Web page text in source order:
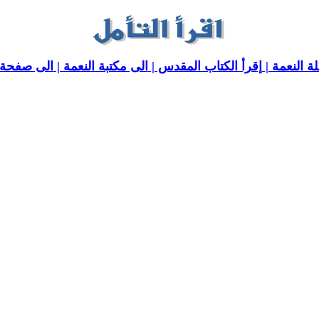
النعمة | إقرأ الكتاب المقدس | الى مكتبة النعمة | الى صفحة